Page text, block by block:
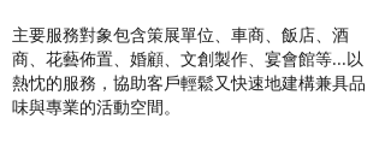
主要服務對象包含策展單位、車商、飯店、酒
商、花藝佈置、婚顧、文創製作、宴會館等...以
熱忱的服務，協助客戶輕鬆又快速地建構兼具品
味與專業的活動空間。